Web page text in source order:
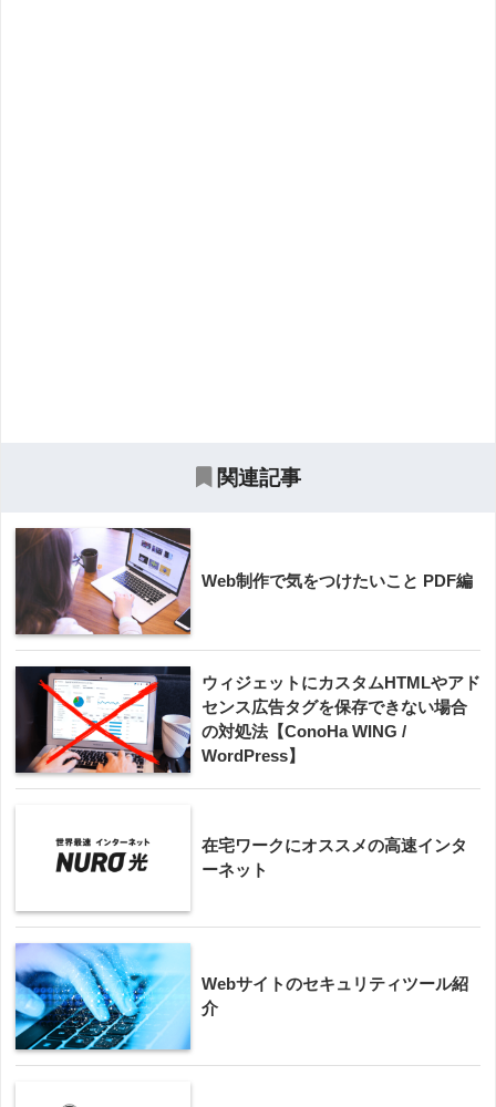
関連記事
Web制作で気をつけたいこと PDF編
ウィジェットにカスタムHTMLやアド
センス広告タグを保存できない場合
の対処法【ConoHa WING /
WordPress】
在宅ワークにオススメの高速インタ
ーネット
Webサイトのセキュリティツール紹
介